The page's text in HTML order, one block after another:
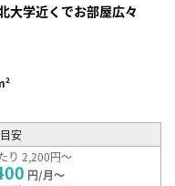
大学近くでお部屋広々
安
り 2,200円～
円/月～